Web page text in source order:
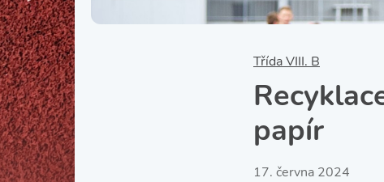
Třída VIII. B
papír
17. června 2024